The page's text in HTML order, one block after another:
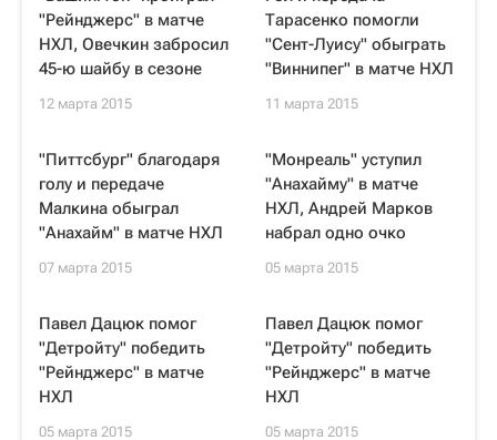
"Рейнджерс" в матче
НХЛ, Овечкин забросил
45-ю шайбу в сезоне
12 марта 2015
Тарасенко помогли
"Сент-Луису" обыграть
"Виннипег" в матче НХЛ
11 марта 2015
"Питтсбург" благодаря
голу и передаче
Малкина обыграл
"Анахайм" в матче НХЛ
07 марта 2015
"Монреаль" уступил
"Анахайму" в матче
НХЛ, Андрей Марков
набрал одно очко
05 марта 2015
Павел Дацюк помог
"Детройту" победить
"Рейнджерс" в матче
НХЛ
05 марта 2015
Павел Дацюк помог
"Детройту" победить
"Рейнджерс" в матче
НХЛ
05 марта 2015